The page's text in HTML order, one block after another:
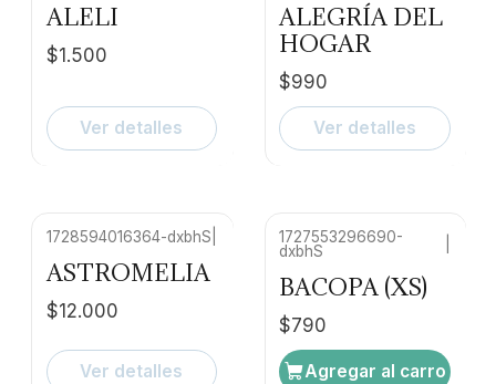
ALELI
$1.500
Ver detalles
ALEGRÍA DEL
HOGAR
$990
Ver detalles
1728594016364-dxbhS
ASTROMELIA
$12.000
Ver detalles
1727553296690-
dxbhS
BACOPA (XS)
$790
Agregar al carro